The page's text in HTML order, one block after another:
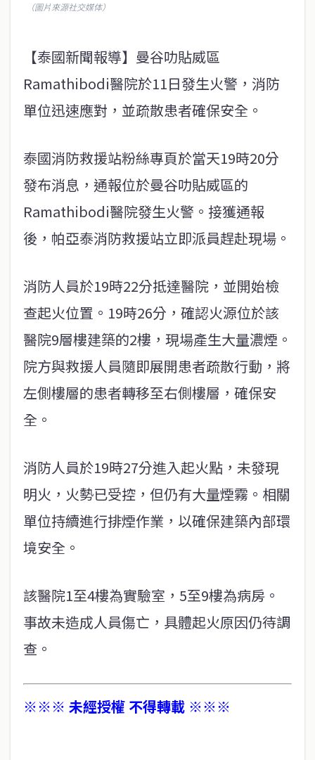
（圖片來源社交媒体）
【泰國新聞報導】曼谷叻貼威區
Ramathibodi醫院於11日發生火警，消防
單位迅速應對，並疏散患者確保安全。
泰國消防救援站粉絲專頁於當天19時20分
發布消息，通報位於曼谷叻貼威區的
Ramathibodi醫院發生火警。接獲通報
後，帕亞泰消防救援站立即派員趕赴現場。
消防人員於19時22分抵達醫院，並開始檢
查起火位置。19時26分，確認火源位於該
醫院9層樓建築的2樓，現場產生大量濃煙。
院方與救援人員隨即展開患者疏散行動，將
左側樓層的患者轉移至右側樓層，確保安
全。
消防人員於19時27分進入起火點，未發現
明火，火勢已受控，但仍有大量煙霧。相關
單位持續進行排煙作業，以確保建築內部環
境安全。
該醫院1至4樓為實驗室，5至9樓為病房。
事故未造成人員傷亡，具體起火原因仍待調
查。
※※※ 未經授權 不得轉載 ※※※